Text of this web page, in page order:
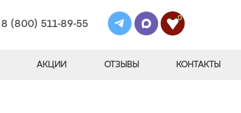
8 (800) 511-89-55
0
АКЦИИ ОТЗЫВЫ КОНТАКТЫ